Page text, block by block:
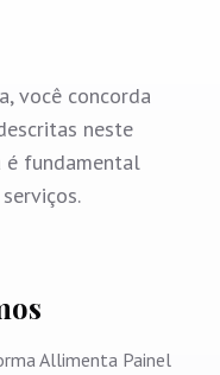
você concorda
neste
é fundamental
Allimenta Painel